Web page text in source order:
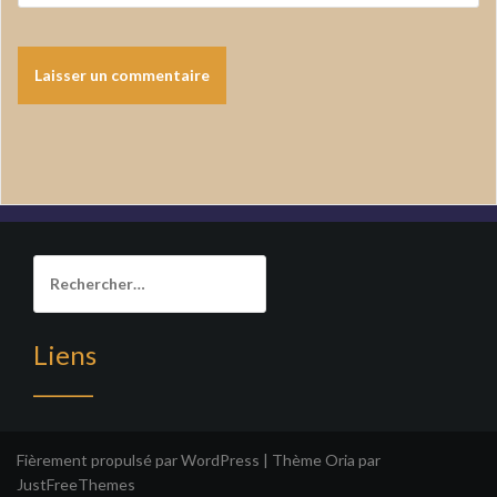
Liens
Fièrement propulsé par WordPress | Thème Oria par
JustFreeThemes